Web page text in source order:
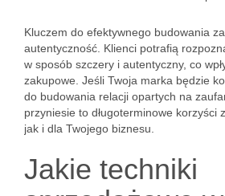
Kluczem do efektywnego budowania
autentyczność. Klienci potrafią
w sposób szczery i autentyczny, co
zakupowe. Jeśli Twoja marka będzie
do budowania relacji opartych na
przyniesie to długoterminowe korzyści
jak i dla Twojego biznesu.
Jakie techniki